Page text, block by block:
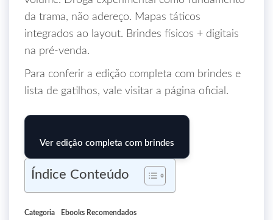
da trama, não adereço. Mapas táticos
integrados ao layout. Brindes físicos + digitais
na pré-venda.
Para conferir a edição completa com brindes e
lista de gatilhos, vale visitar a página oficial.
Ver edição completa com brindes
Índice Conteúdo
Categoria Ebooks Recomendados